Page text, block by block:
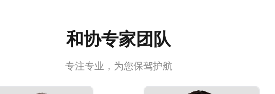
和协专家团队
专注专业，为您保驾护航